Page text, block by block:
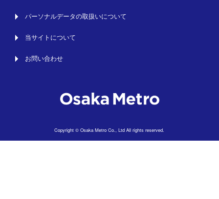
パーソナルデータの取扱いについて
当サイトについて
お問い合わせ
Copyright © Osaka Metro Co., Ltd All rights reserved.